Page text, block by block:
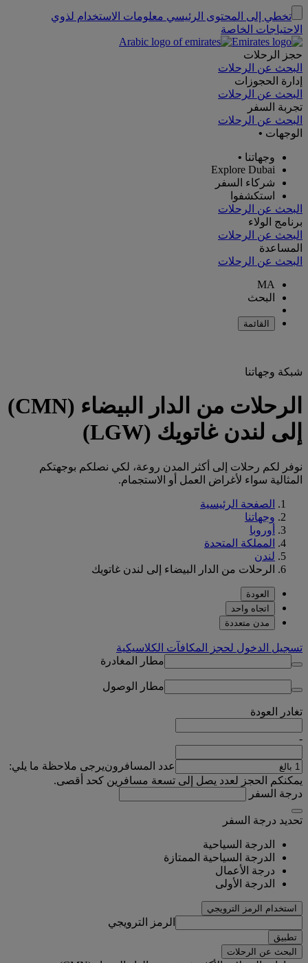
تخطي إلى المحتوى الرئيسي معلومات الاستخدام لذوي
الاحتياجات الخاصة
حجز الرحلات
البحث عن الرحلات
إدارة الحجوزات
البحث عن الرحلات
تجربة السفر
البحث عن الرحلات
الوجهات •
وجهاتنا •
Explore Dubai
شركاء السفر
استكشفوا
البحث عن الرحلات
برنامج الولاء
البحث عن الرحلات
المساعدة
البحث عن الرحلات
MA
البحث
القائمة
شبكة وجهاتنا
الرحلات من الدار البيضاء (CMN)
إلى لندن غاتويك (LGW)
نوفر لكم رحلات إلى أكثر المدن روعة، لكي نصلكم بوجهتكم
المثالية سواء لأغراض العمل أو الاستجمام.
الصفحة الرئيسية
وجهاتنا
أوروبا
المملكة المتحدة
لندن
الرحلات من الدار البيضاء إلى لندن غاتويك
العودة
اتجاه واحد
مدن متعددة
تسجيل الدخول لحجز المكافآت الكلاسيكية
مطار المغادرة
مطار الوصول
تغادر العودة
-
عدد المسافرونيرجى ملاحظة ما يلي:
يمكنكم الحجز لعدد يصل إلى تسعة مسافرين كحد أقصى.
درجة السفر
تحديد درجة السفر
الدرجة السياحية
الدرجة السياحية الممتازة
درجة الأعمال
الدرجة الأولى
استخدام الرمز الترويجي
الرمز الترويجي
تطبيق
البحث عن الرحلات